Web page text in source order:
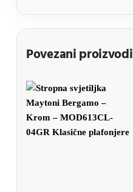
Povezani proizvodi